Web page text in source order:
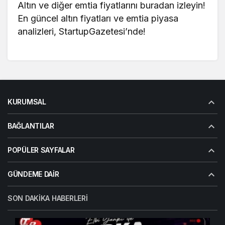
Altın ve diğer emtia fiyatlarını buradan izleyin!
En güncel altın fiyatları ve emtia piyasa
analizleri, StartupGazetesi’nde!
KURUMSAL
BAĞLANTILAR
POPÜLER SAYFALAR
GÜNDEME DAIR
SON DAKIKA HABERLERI